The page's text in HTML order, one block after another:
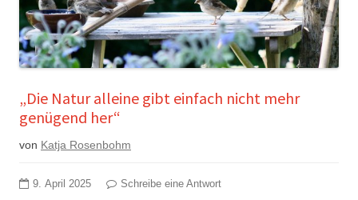
„Die Natur alleine gibt einfach nicht mehr
genügend her“
von Katja Rosenbohm
9. April 2025 Schreibe eine Antwort